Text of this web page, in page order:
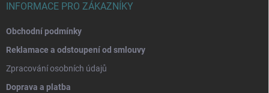
INFORMACE PRO ZÁKAZNÍKY
Obchodní podmínky
Reklamace a odstoupení od smlouvy
Zpracování osobních údajů
Doprava a platba